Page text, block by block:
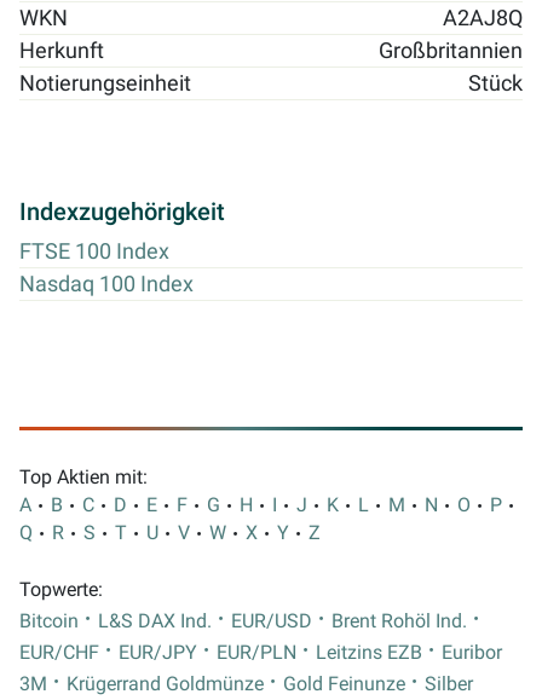
WKN
A2AJ8Q
Herkunft
Großbritannien
Notierungseinheit
Stück
Indexzugehörigkeit
FTSE 100 Index
Nasdaq 100 Index
Top Aktien mit:
A
B C D E F G H I J K L M N O
P
Q
R S T U V W X Y Z
Topwerte:
Bitcoin
L&S DAX Ind. EUR/USD
Brent Rohöl Ind.
EUR/CHF
EUR/JPY EUR/PLN Leitzins EZB
Euribor
3M
Krügerrand Goldmünze Gold Feinunze
Silber